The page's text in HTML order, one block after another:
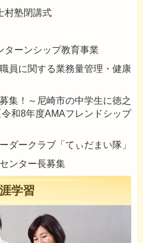
村塾閉講式
ターンシップ教育事業
員に関する業務量管理・健康
集！～尼崎市の中学生に徳之
和8年度AMAフレンドシップ
ダークラブ「てぃだまい隊」
ンター長募集
学習